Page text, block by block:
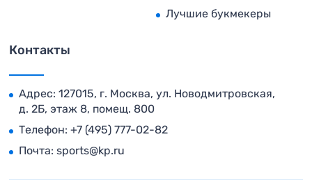
Лучшие букмекеры
Контакты
Адрес: 127015, г. Москва, ул. Новодмитровская,
д. 2Б, этаж 8, помещ. 800
Телефон: +7 (495) 777-02-82
Почта: sports@kp.ru